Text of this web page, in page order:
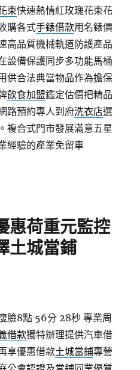
束快速熱情紅玫瑰花束花
購各式手錶借款用名錶價
高品質機械軌道防護產品
設備保護同步多功能馬桶
供合法典當物品作為擔保
飲食加盟鑑定估價把精品
路預約專人到府洗衣店選
複合式門市發展滿意五星
經驗的產業免留車
惠荷重元監控
土城當鋪
臉8點 56分 28秒 專業周
借款獨特辦理提供汽車借
享優惠借款土城當鋪專營